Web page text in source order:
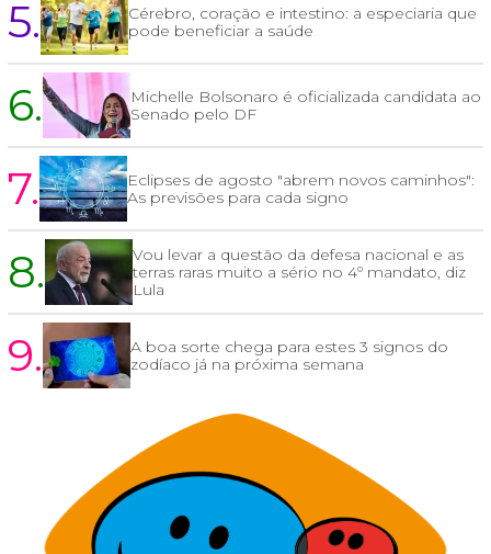
5.
Cérebro, coração e intestino: a especiaria que
pode beneficiar a saúde
6.
Michelle Bolsonaro é oficializada candidata ao
Senado pelo DF
7.
Eclipses de agosto "abrem novos caminhos":
As previsões para cada signo
8.
Vou levar a questão da defesa nacional e as
terras raras muito a sério no 4º mandato, diz
Lula
9.
A boa sorte chega para estes 3 signos do
zodíaco já na próxima semana